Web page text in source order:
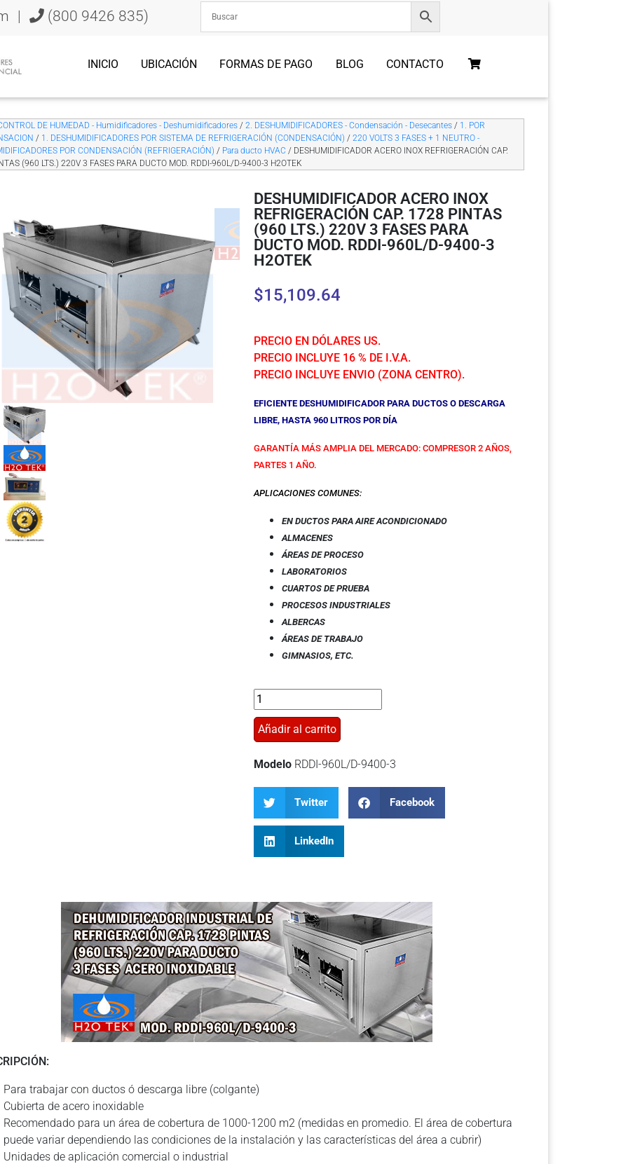
| (800 9426 835)
INICIO UBICACIÓN FORMAS DE PAGO BLOG CONTACTO
DE HUMEDAD - Humidificadores - Deshumidificadores /2. DESHUMIDIFICADORES - Condensación - Desecantes / 1. POR
/ 1. DESHUMIDIFICADORES POR SISTEMA DE REFRIGERACIÓN (CONDENSACIÓN) /220 VOLTS 3 FASES + 1 NEUTRO -
POR CONDENSACIÓN (REFRIGERACIÓN) / Para ducto HVAC / DESHUMIDIFICADOR ACERO INOX REFRIGERACIÓN CAP.
(960 LTS.) 220V 3 FASES PARA DUCTO MOD. RDDI-960L/D-9400-3 H2OTEK
DESHUMIDIFICADOR ACERO INOX
REFRIGERACIÓN CAP. 1728 PINTAS
(960 LTS.) 220V 3 FASES PARA
DUCTO MOD. RDDI-960L/D-9400-3
H2OTEK
$15,109.64
PRECIO EN DÓLARES US.
PRECIO INCLUYE 16 % DE I.V.A.
PRECIO INCLUYE ENVIO (ZONA CENTRO).
EFICIENTE DESHUMIDIFICADOR PARA DUCTOS O DESCARGA
LIBRE, HASTA 960 LITROS POR DÍA
GARANTÍA MÁS AMPLIA DEL MERCADO: COMPRESOR 2 AÑOS,
PARTES 1 AÑO.
APLICACIONES COMUNES:
EN DUCTOS PARA AIRE ACONDICIONADO
ALMACENES
ÁREAS DE PROCESO
LABORATORIOS
CUARTOS DE PRUEBA
PROCESOS INDUSTRIALES
ALBERCAS
ÁREAS DE TRABAJO
GIMNASIOS, ETC.
Añadir al carrito
Modelo RDDI-960L/D-9400-3
Twitter Facebook
LinkedIn
Para trabajar con ductos ó descarga libre (colgante)
Cubierta de acero inoxidable
Recomendado para un área de cobertura de 1000-1200 m2 (medidas en promedio. El área de cobertura
puede variar dependiendo las condiciones de la instalación y las características del área a cubrir)
Unidades de aplicación comercial o industrial